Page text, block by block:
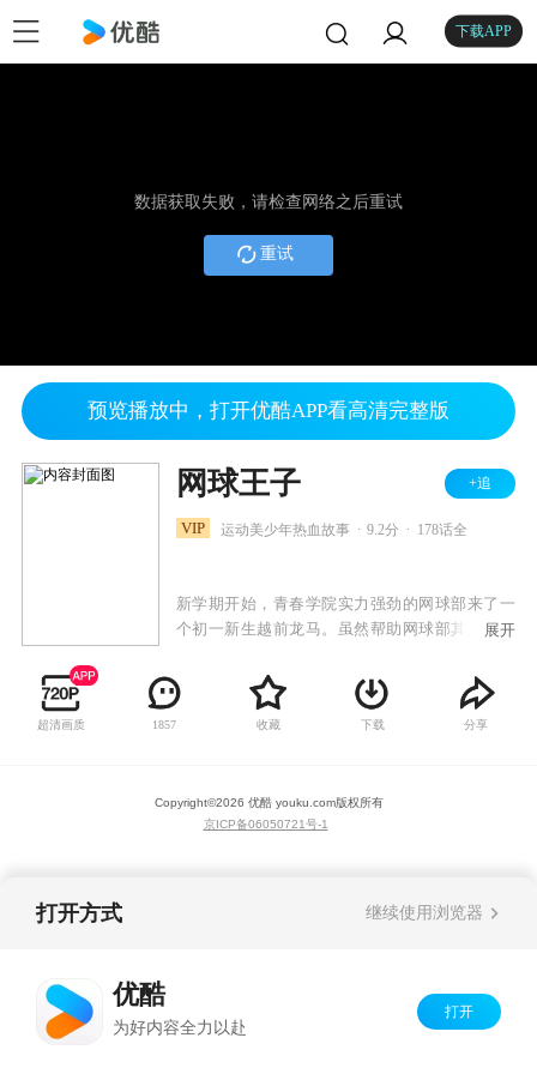
下载APP
数据获取失败，请检查网络之后重试
重试
预览播放中，打开优酷APP看高清完整版
网球王子 +追
VIP 运动美少年热血故事 9.2分 178话全
新学期开始，青春学院实力强劲的网球部来了一
个初一新生越前龙马。虽然帮助网球部其他新生
以，于是很快就和前辈用比赛决胜负。出人意料
的是他的实力也确实高的惊人，引起了网球部指
导和社长手冢的注意，并破例将他选入正式队员
展开
超清画质 1857 收藏 下载 分享
Copyright©2026 优酷 youku.com版权所有
京ICP备06050721号-1
打开方式 继续使用浏览器
优酷
为好内容全力以赴
打开